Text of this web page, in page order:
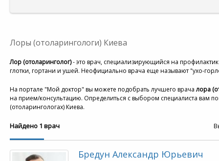
Лоры (отоларингологи) Киева
Лор (отоларинголог)- это врач, специализирующийся на
глотки, гортани и ушей. Неофициально врача еще называют "ухо-
На портале "Мой доктор" вы можете подобрать лучшего врача лора
на прием/консультацию. Определиться с выбором специалиста вам
(отоларингологах) Киева.
Найдено 1 врач
Бредун Александр Юрьевич